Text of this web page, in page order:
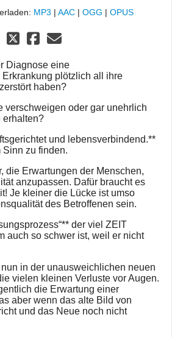
MP3 | AAC | OGG | OPUS
Diagnose eine
Erkrankung plötzlich all ihre
haben?
verschweigen oder gar unehrlich
erhalten?
und lebensverbindend.**
zu finden.
die Erwartungen der Menschen,
anzupassen. Dafür braucht es
Je kleiner die Lücke ist umso
des Betroffenen sein.
der viel ZEIT
auch so schwer ist, weil er nicht
in der unausweichlichen neuen
vielen kleinen Verluste vor Augen.
die Erwartung einer
aber wenn das alte Bild von
und das Neue noch nicht